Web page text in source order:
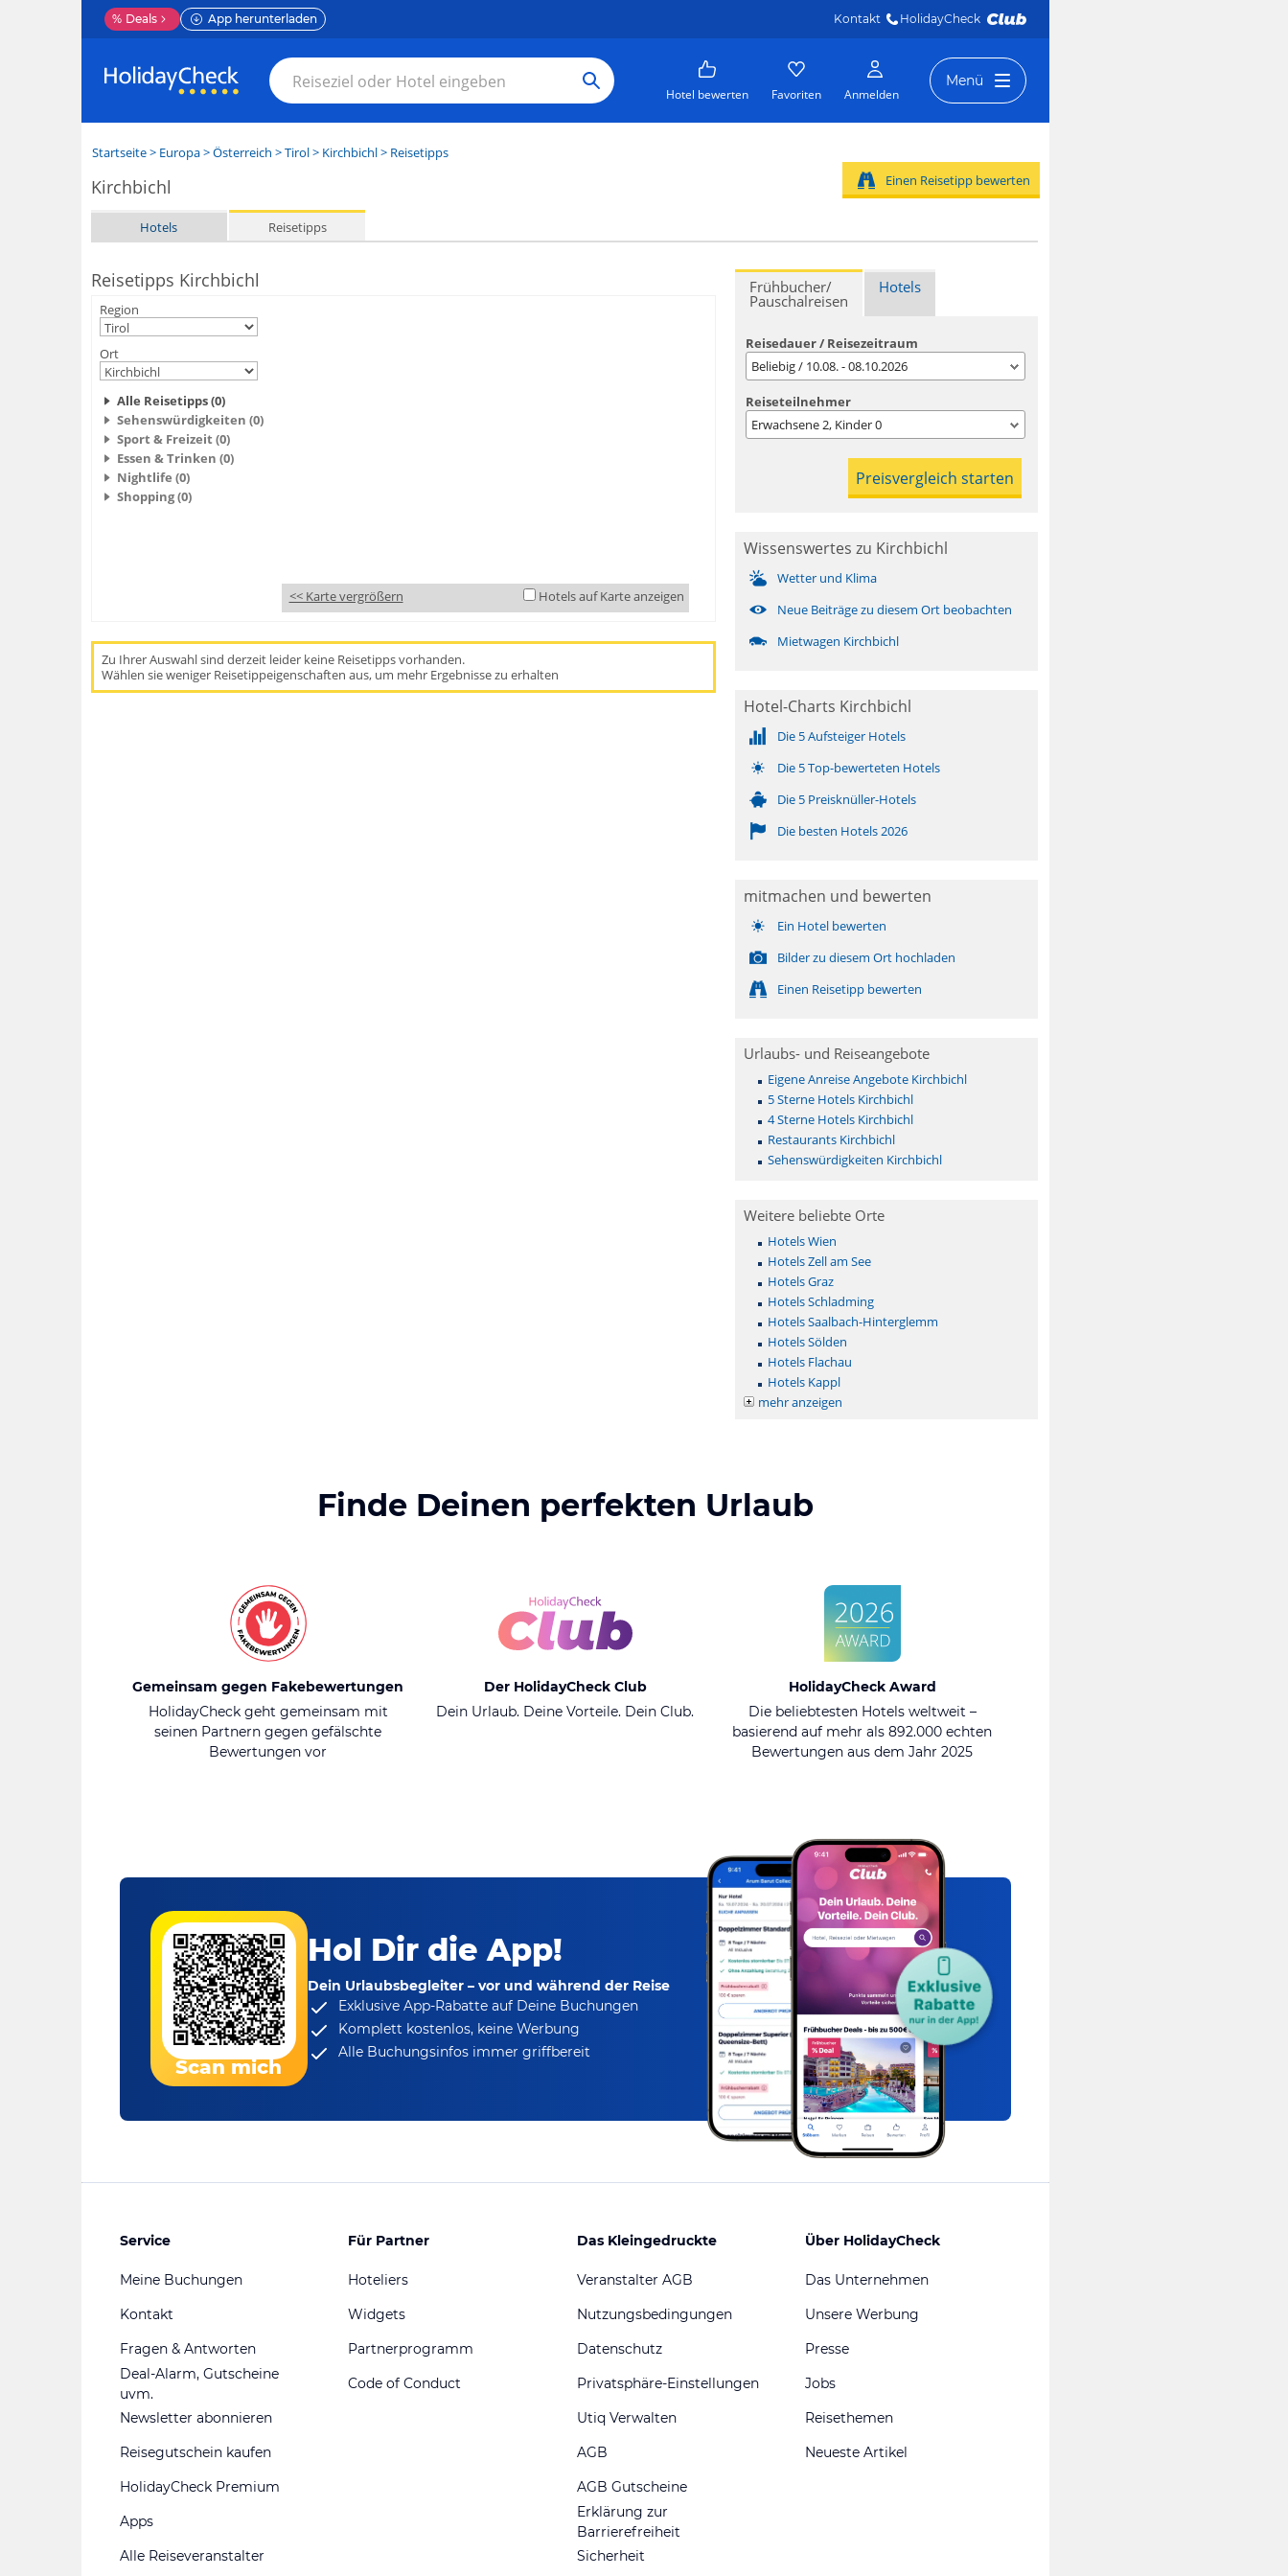
% Deals App herunterladen Kontakt HolidayCheck
Hotel bewerten Favoriten Anmelden
Menü
Startseite> Europa>Österreich >Tirol> Kirchbichl> Reisetipps
Kirchbichl
Hotels Reisetipps
Einen Reisetipp bewerten
Reisetipps Kirchbichl
Region
Ort
Alle Reisetipps (0)
Sehenswürdigkeiten (0)
Sport & Freizeit (0)
Essen & Trinken (0)
Nightlife (0)
Shopping (0)
<< Karte vergrößern Hotels auf Karte anzeigen
Zu Ihrer Auswahl sind derzeit leider keine Reisetipps vorhanden.
Wählen sie weniger Reisetippeigenschaften aus, um mehr Ergebnisse zu erhalten
Frühbucher/
Pauschalreisen
Hotels
Reisedauer / Reisezeitraum
Beliebig / 10.08. - 08.10.2026
Reiseteilnehmer
Erwachsene2, Kinder0
Wissenswertes zu Kirchbichl
Wetter und Klima
Neue Beiträge zu diesem Ort beobachten
Mietwagen Kirchbichl
Hotel-Charts Kirchbichl
Die 5 Aufsteiger Hotels
Die 5 Top-bewerteten Hotels
Die 5 Preisknüller-Hotels
Die besten Hotels 2026
mitmachen und bewerten
Ein Hotel bewerten
Bilder zu diesem Ort hochladen
Einen Reisetipp bewerten
Urlaubs- und Reiseangebote
Eigene Anreise Angebote Kirchbichl
5 Sterne Hotels Kirchbichl
4 Sterne Hotels Kirchbichl
Restaurants Kirchbichl
Sehenswürdigkeiten Kirchbichl
Weitere beliebte Orte
Hotels Wien
Hotels Zell am See
Hotels Graz
Hotels Schladming
Hotels Saalbach-Hinterglemm
Hotels Sölden
Hotels Flachau
Hotels Kappl
mehr anzeigen
Finde Deinen perfekten Urlaub
Gemeinsam gegen Fakebewertungen
HolidayCheck geht gemeinsam mit
seinen Partnern gegen gefälschte
Bewertungen vor
Der HolidayCheck Club
Dein Urlaub. Deine Vorteile. Dein Club.
HolidayCheck Award
Die beliebtesten Hotels weltweit –
basierend auf mehr als 892.000 echten
Bewertungen aus dem Jahr 2025
Scan mich
Hol Dir die App!
Dein Urlaubsbegleiter – vor und während der Reise
Exklusive App-Rabatteauf Deine Buchungen
Komplett kostenlos, keine Werbung
Alle Buchungsinfos immer griffbereit
Service
Meine Buchungen
Kontakt
Fragen & Antworten
Deal-Alarm, Gutscheine
uvm.
Newsletter abonnieren
Reisegutschein kaufen
HolidayCheck Premium
Apps
Alle Reiseveranstalter
Für Partner
Hoteliers
Widgets
Partnerprogramm
Code of Conduct
Das Kleingedruckte
Veranstalter AGB
Nutzungsbedingungen
Datenschutz
Privatsphäre-Einstellungen
Utiq Verwalten
AGB
AGB Gutscheine
Erklärung zur
Barrierefreiheit
Sicherheit
Über HolidayCheck
Das Unternehmen
Unsere Werbung
Presse
Jobs
Reisethemen
Neueste Artikel